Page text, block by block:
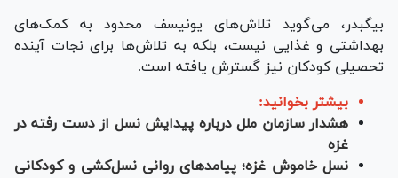
بیگبدر، می‌‌گوید تلاش‌های یونیسف محدود به کمک‌های
بهداشتی و غذایی نیست، بلکه به تلاش‌ها برای نجات آینده
تحصیلی کودکان نیز گسترش یافته است.
بیشتر بخوانید:
هشدار سازمان ملل درباره پیدایش نسل از دست رفته در
غزه
نسل خاموش غزه؛ پیامد‌های روانی نسل‌کشی و کودکانی